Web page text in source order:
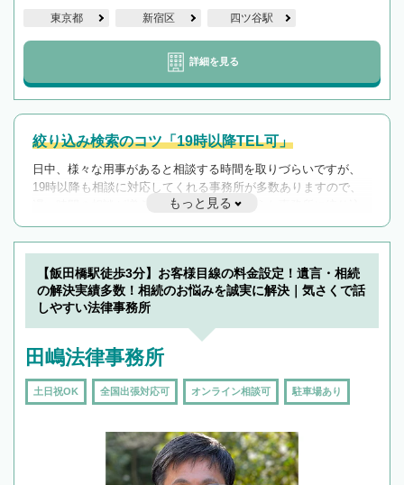
東京都 新宿区 四ツ谷駅
詳細を見る
絞り込み検索のコツ「19時以降TEL可」
日中、様々な用事があると相談する時間を取りづらいですが、
19時以降も相談に対応してくれる事務所が多数ありますので、
遅い時間の相談が増えそうな場合はそのような事務所に絞り込
んで検索してみましょう。
19時以降TEL可の条件
を加えて再検索
もっと見る
【飯田橋駅徒歩3分】お客様目線の料金設定！遺言・相続
の解決実績多数！相続のお悩みを誠実に解決｜気さくで話
しやすい法律事務所
田嶋法律事務所
土日祝OK 全国出張対応可 オンライン相談可 駐車場あり